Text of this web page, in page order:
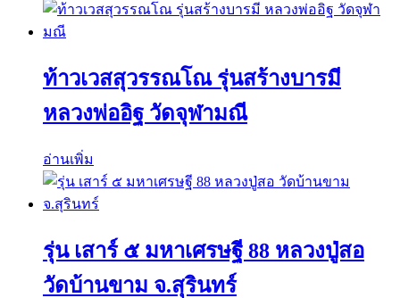
ท้าวเวสสุวรรณโณ รุ่นสร้างบารมี
หลวงพ่ออิฐ วัดจุฬามณี
อ่านเพิ่ม
รุ่น เสาร์ ๕ มหาเศรษฐี 88 หลวงปู่สอ
วัดบ้านขาม จ.สุรินทร์